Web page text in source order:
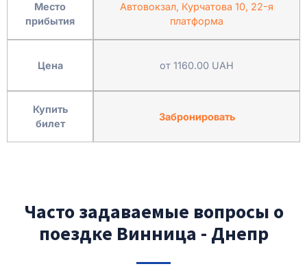
Место
прибытия
Цена
Купить
билет
Автовокзал, Курчатова 10, 22-я
платформа
от 1160.00 UAH
Забронировать
Часто задаваемые вопросы о
поездке Винница - Днепр